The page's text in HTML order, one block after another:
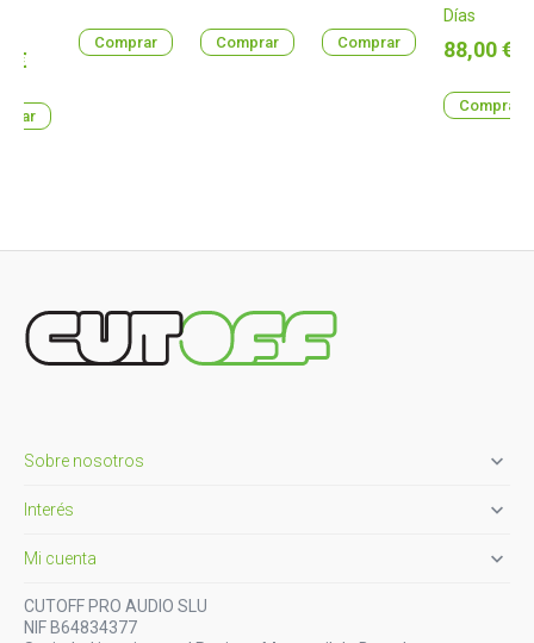
€
Comprar Comprar Comprar
Días
Precio
88,00 €
Comprar
Sobre nosotros 
Interés 
Mi cuenta 
CUTOFF PRO AUDIO SLU
NIF B64834377